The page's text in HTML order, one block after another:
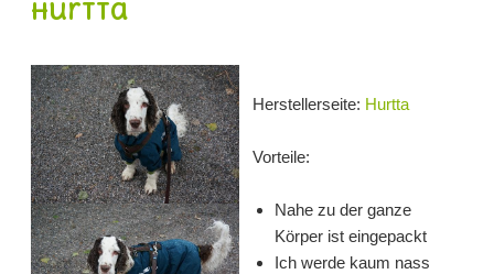
Hurtta
Herstellerseite: Hurtta
Vorteile:
Nahe zu der ganze
Körper ist eingepackt
Ich werde kaum nass